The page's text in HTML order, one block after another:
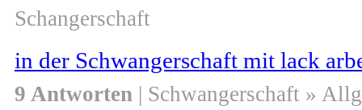
Schangerschaft
in der Schwangerschaft mit lack
9 Antworten | Schwangerschaft »